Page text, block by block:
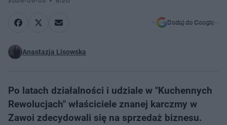
Dodaj do Google
Anastazja Lisowska
Po latach działalności i udziale w "Kuchennych
Rewolucjach" właściciele znanej karczmy w
Zawoi zdecydowali się na sprzedaż biznesu.